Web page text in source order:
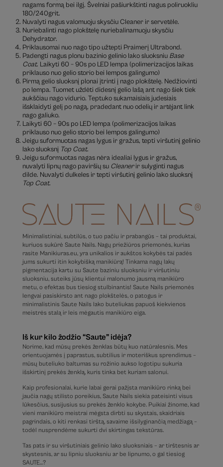
nagams formą bei ilgį. Švelniai pašiurkštinti nagus poliruokliu
180/240grit.
Nuvalyti nagus valomuoju skysčiu Cleaner ir servetėle.
Nuriebalinti nago plokštelę nuriebalinamuoju skysčiu
Dehydrator.
Priklausomai nuo nago tipo užtepti Praimerį Ultrabond.
Padengti nagus plonu bazinio gelinio lako sluoksniu Base
Coat. Laikyti 60 – 90s po LED lempa (polimerizacijos laikas
priklauso nuo gelio storio bei lempos galingumo)
Pirmą gelio sluoksnį plonai įtrinti į nago plokštelę. Nedžiovinti
po lempa. Tuomet uždėti didesnį gelio lašą ant nago šiek tiek
aukščiau nago vidurio. Teptuko sukamaisiais judesiais
išsklaidyti gelį po nagą, pradedant nuo odelių ir artėjant link
nago galiuko.
Laikyti 60 – 90s po LED lempa (polimerizacijos laikas
priklauso nuo gelio storio bei lempos galingumo)
Jeigu suformuotas nagas lygus ir gražus, tepti viršutinį gelinio
lako sluoksnį Top Coat.
Jeigu suformuotas nagas nėra idealiai lygus ir gražus,
nuvalyti lipnų nago paviršių su Cleanerir sulyginti nagus
dilde. Nuvalyti dulkeles ir tepti viršutinį gelinio lako sluoksnį
Top Coat.
Minimalistiniai, subtilūs, o tuo pačiu ir prabangūs – tai produktai,
kuriuos sukūrė Saute Nails. Nagų priežiūros priemonės, kurias
rasite Manikiuras.eu, yra unikalios ir aukštos kokybės tai padės
jums sukurti itin kokybišką manikiūrą! Tinkama nagų lakų
pigmentacija kartu su Saute baziniu sluoksniu ir viršutiniu
sluoksniu, suteiks jūsų klientui malonumo jausmą manikiūro
metu, o efektas bus tiesiog stulbinantis! Saute Nails priemonės
lengvai pasiskirsto ant nago plokštelės, o patogus ir
minimalistinis Saute Nails lako buteliukas papuoš kiekvienos
meistrės stalą ir leis mėgautis manikiūro eiga.
Iš kur kilo žodžio “Saute” idėja?
Norime, kad mūsų prekės ženklas būtų kuo natūralesnis. Mes
orientuojamės į paprastus, subtilius ir moteriškus sprendimus –
mūsų buteliuko baltumas su rožinio aukso logotipu sukuria
išskirtinį prekės ženklą, kuris tinka bet kuriam salonui.
Kaip profesionalai, kurie labai gerai pažįsta manikiūro rinką bei
jaučia nagų stilisto poreikius, Saute Nails siekia pateisinti visus
lūkesčius, susijusius su prekės ženklo kokybe. Puikiai žinome, kad
vieni manikiūro meistrai mėgsta dirbti su skystais, skaidriais
pagrindais, o kiti renkasi tirštą, savaime išsilyginančią medžiagą –
todėl nusprendėme sukurti dvi skirtingas tekstūras.
Tas pats ir su viršutiniais gelinio lako sluoksniais – ar tirštesnis ar
skystesnis, ar su lipniu sluoksniu ar be lipnumo, o gal tiesiog
SAUTE…?